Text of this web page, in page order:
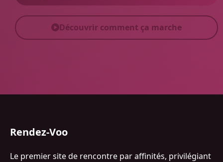
Découvrir comment ça marche
Rendez-Voo
Le premier site de rencontre par affinités, privilégiant